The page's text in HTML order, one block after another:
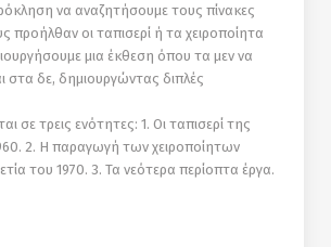
να αναζητήσουµε τους πίνακες
προήλθαν οι ταπισερί ή τα χειροποίητα
µια έκθεση όπου τα µεν να
στα δε, δηµιουργώντας διπλές
σε τρεις ενότητες: 1. Οι ταπισερί της
2. Η παραγωγή των χειροποίητων
του 1970. 3. Τα νεότερα περίοπτα έργα.